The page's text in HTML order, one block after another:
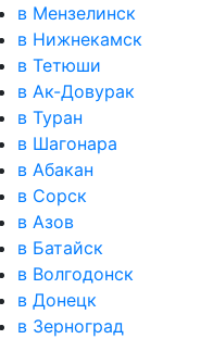
в Мензелинск
в Нижнекамск
в Тетюши
в Ак-Довурак
в Туран
в Шагонара
в Абакан
в Сорск
в Азов
в Батайск
в Волгодонск
в Донецк
в Зерноград